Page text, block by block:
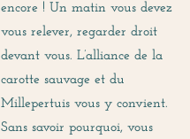
encore ! Un matin vous devez
vous relever, regarder droit
devant vous. L’alliance de la
carotte sauvage et du
Millepertuis vous y convient.
Sans savoir pourquoi, vous